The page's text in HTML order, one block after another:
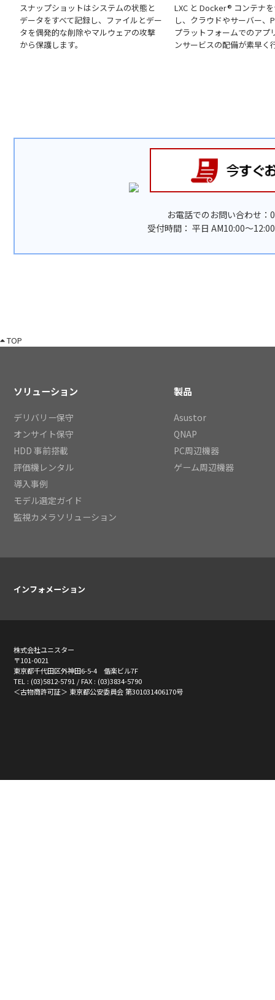
スナップショットはシステムの状態と
データをすべて記録し、ファイルとデー
タを偶発的な削除やマルウェアの攻撃
から保護します。
LXC と Docker® コンテナ
し、クラウドやサーバー、
プラットフォームでのアプ
ンサービスの配備が素早く
お電話でのお問い合わせ
受付時間： 平日 AM10:00〜
TOP
ソリューション
デリバリー保守
オンサイト保守
HDD 事前搭載
評価機レンタル
導入事例
モデル選定ガイド
監視カメラソリューション
製品
Asustor
QNAP
PC周辺機器
ゲーム周辺機器
インフォメーション
株式会社ユニスター
〒101-0021
東京都千代田区外神田6-5-4 偕楽ビル7F
TEL : (03)5812-5791 / FAX : (03)3834-5790
＜古物商許可証＞ 東京都公安委員会 第301031406170号